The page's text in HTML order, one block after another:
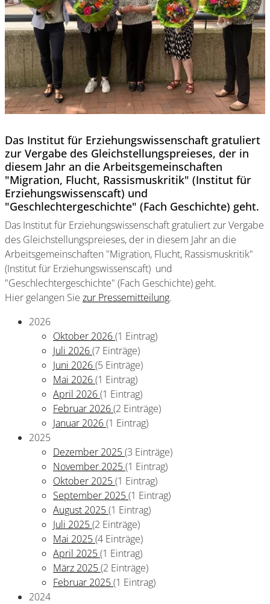
Das Institut für Erziehungswissenschaft gratuliert
zur Vergabe des Gleichstellungspreieses, der in
diesem Jahr an die Arbeitsgemeinschaften
"Migration, Flucht, Rassismuskritik" (Institut für
Erziehungswissenscaft) und
"Geschlechtergeschichte" (Fach Geschichte) geht.
Das Institut für Erziehungswissenschaft gratuliert zur Vergabe
des Gleichstellungspreieses, der in diesem Jahr an die
Arbeitsgemeinschaften "Migration, Flucht, Rassismuskritik"
(Institut für Erziehungswissenscaft) und
"Geschlechtergeschichte" (Fach Geschichte) geht.
Hier gelangen Sie zur Pressemitteilung.
2026
Oktober 2026(1 Eintrag)
Juli 2026(7 Einträge)
Juni 2026(5 Einträge)
Mai 2026(1 Eintrag)
April 2026(1 Eintrag)
Februar 2026(2 Einträge)
Januar 2026(1 Eintrag)
2025
Dezember 2025(3 Einträge)
November 2025(1 Eintrag)
Oktober 2025(1 Eintrag)
September 2025(1 Eintrag)
August 2025(1 Eintrag)
Juli 2025(2 Einträge)
Mai 2025(4 Einträge)
April 2025(1 Eintrag)
März 2025(2 Einträge)
Februar 2025(1 Eintrag)
2024